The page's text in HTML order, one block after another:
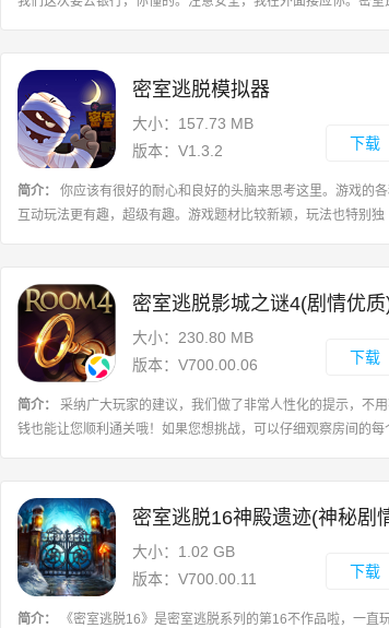
密室逃脱模拟器
大小：157.73 MB
版本：V1.3.2
下载
简介：
你应该有很好的耐心和良好的头脑来思考这里。游戏的
互动玩法更有趣，超级有趣。游戏题材比较新颖，玩法也特别独
密室逃脱影城之谜4(剧情优质
大小：230.80 MB
版本：V700.00.06
下载
简介：
采纳广大玩家的建议，我们做了非常人性化的提示，不
钱也能让您顺利通关哦！如果您想挑战，可以仔细观察房间的每
密室逃脱16神殿遗迹(神秘剧
大小：1.02 GB
版本：V700.00.11
下载
简介：
《密室逃脱16》是密室逃脱系列的第16不作品啦，一直